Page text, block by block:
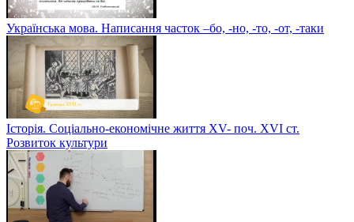
Українська мова. Написання часток –бо, -но, -то, -от, -таки
Історія. Соціально-економічне життя XV- поч. XVI ст.
Розвиток культури